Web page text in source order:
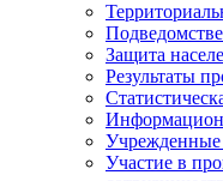
Защита
Результаты
Участие в